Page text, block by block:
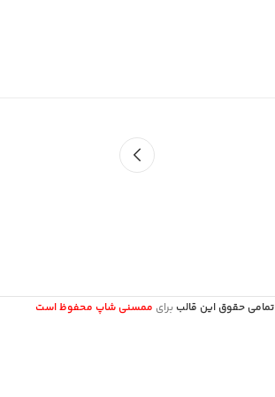
تمامی حقوق این قالب برای ممسنی شاپ محفوظ است